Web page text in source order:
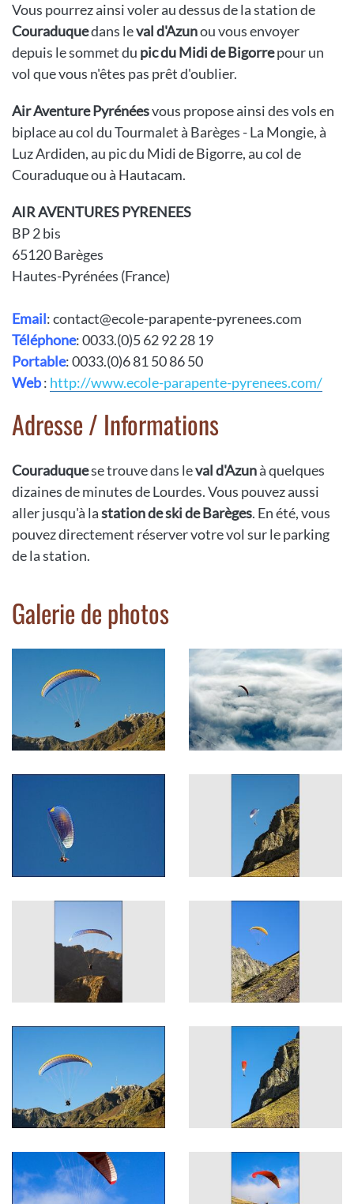
Vous pourrez ainsi voler au dessus de la station de
Couraduquedans leval d'Azunou vous envoyer
depuis le sommet du pic du Midi de Bigorrepour un
vol que vous n'êtes pas prêt d'oublier.
Air Aventure Pyrénéesvous propose ainsi des vols en
biplace au col du Tourmalet à Barèges - La Mongie, à
Luz Ardiden, au pic du Midi de Bigorre, au col de
Couraduque ou à Hautacam.
AIR AVENTURES PYRENEES
BP 2 bis
65120 Barèges
Hautes-Pyrénées (France)
Email: contact@ecole-parapente-pyrenees.com
Téléphone: 0033.(0)5 62 92 28 19
Portable: 0033.(0)6 81 50 86 50
Web: http://www.ecole-parapente-pyrenees.com/
Adresse / Informations
Couraduquese trouve dans leval d'Azunà quelques
dizaines de minutes de Lourdes. Vous pouvez aussi
aller jusqu'à lastation de ski de Barèges. En été, vous
pouvez directement réserver votre vol sur le parking
de la station.
Galerie de photos